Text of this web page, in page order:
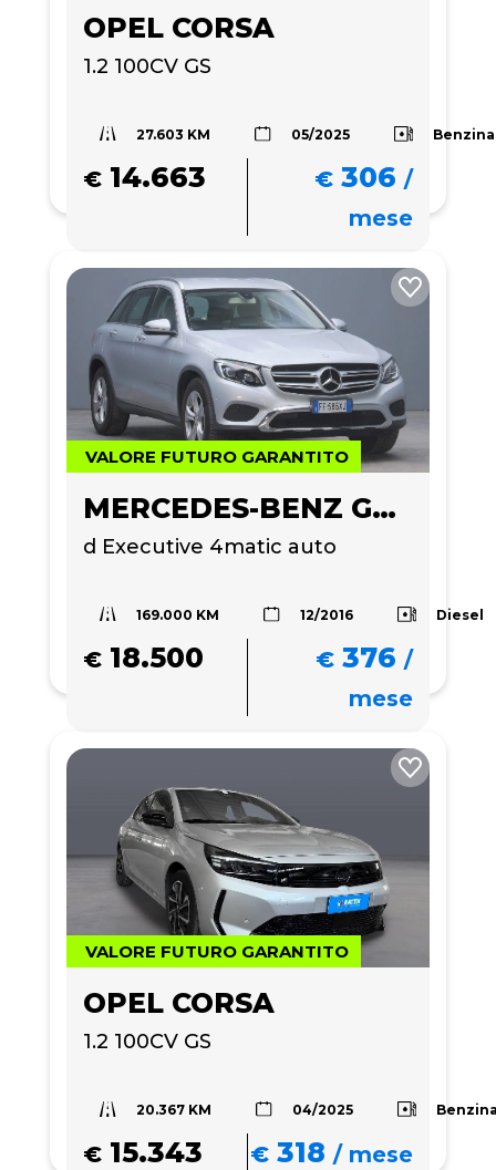
OPEL CORSA
1.2 100CV GS
27.603 KM 05/2025 Benzina
€ 14.663 € 306 /
mese
VALORE FUTURO GARANTITO
MERCEDES-BENZ GLC 220
d Executive 4matic auto
169.000 KM 12/2016 Diesel
€ 18.500 € 376 /
mese
VALORE FUTURO GARANTITO
OPEL CORSA
1.2 100CV GS
20.367 KM 04/2025
€ 15.343 € 318 /mese